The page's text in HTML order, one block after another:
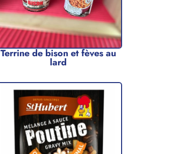
Terrine de bison et fèves au
lard